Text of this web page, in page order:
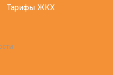
Тарифы ЖКХ